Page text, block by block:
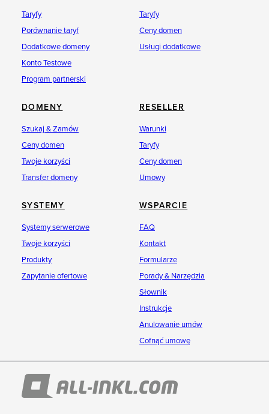
Taryfy
Porównanie taryf
Dodatkowe domeny
Konto Testowe
Program partnerski
Taryfy
Ceny domen
Usługi dodatkowe
DOMENY
Szukaj & Zamów
Ceny domen
Twoje korzyści
Transfer domeny
RESELLER
Warunki
Taryfy
Ceny domen
Umowy
SYSTEMY
Systemy serwerowe
Twoje korzyści
Produkty
Zapytanie ofertowe
WSPARCIE
FAQ
Kontakt
Formularze
Porady & Narzędzia
Słownik
Instrukcje
Anulowanie umów
Cofnąć umowę